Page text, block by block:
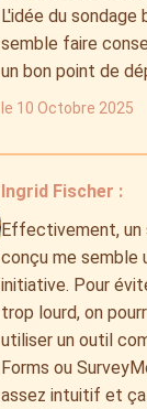
L'idée du sondage
semble faire
un bon point de
le 10 Octobre 2025
Ingrid Fischer :
Effectivement, un
conçu me semble
initiative. Pour
trop lourd, on
utiliser un outil
Forms ou
assez intuitif et